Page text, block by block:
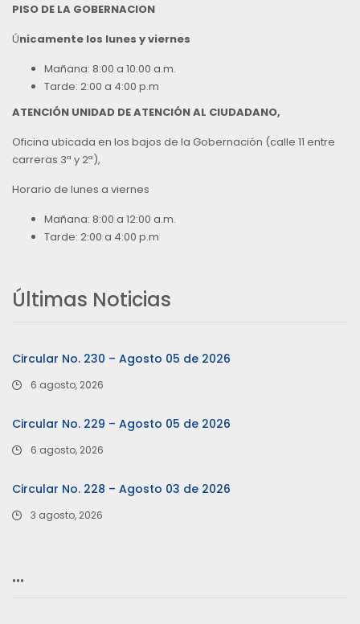
PISO DE LA GOBERNACION
Únicamente los lunes y viernes
Mañana: 8:00 a 10:00 a.m.
Tarde: 2:00 a 4:00 p.m
ATENCIÓN UNIDAD DE ATENCIÓN AL CIUDADANO,
Oficina ubicada en los bajos de la Gobernación (calle 11 entre
carreras 3ª y 2ª),
Horario de lunes a viernes
Mañana: 8:00 a 12:00 a.m.
Tarde: 2:00 a 4:00 p.m
Últimas Noticias
Circular No. 230 – Agosto 05 de 2026
6 agosto, 2026
Circular No. 229 – Agosto 05 de 2026
6 agosto, 2026
Circular No. 228 – Agosto 03 de 2026
3 agosto, 2026
…